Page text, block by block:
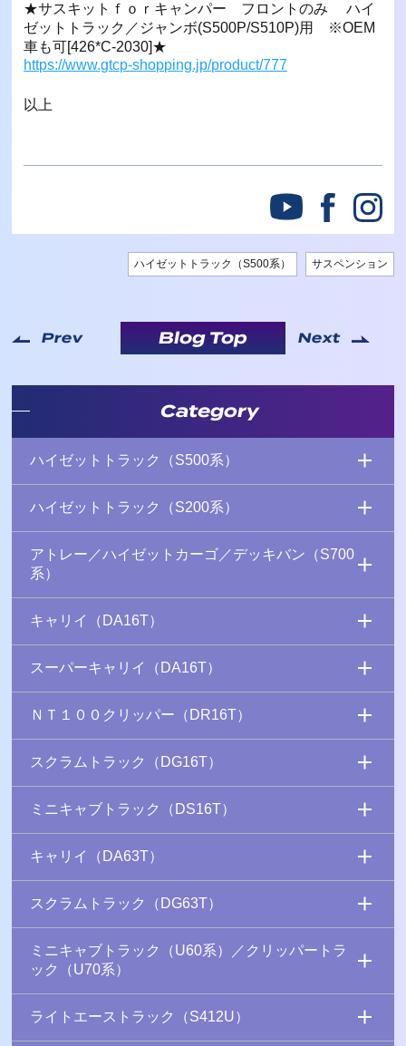
★サスキットｆｏｒキャンパー フロントのみ ハイ
ゼットトラック／ジャンボ(S500P/S510P)用 ※OEM
車も可[426*C-2030]★
https://www.gtcp-shopping.jp/product/777
以上
ハイゼットトラック（S500系） サスペンション
Prev Blog Top Next
Category
ハイゼットトラック（S500系）
ハイゼットトラック（S200系）
アトレー／ハイゼットカーゴ／デッキバン（S700
系）
キャリイ（DA16T）
スーパーキャリイ（DA16T）
ＮＴ１００クリッパー（DR16T）
スクラムトラック（DG16T）
ミニキャブトラック（DS16T）
キャリイ（DA63T）
スクラムトラック（DG63T）
ミニキャブトラック（U60系）／クリッパートラ
ック（U70系）
ライトエーストラック（S412U）